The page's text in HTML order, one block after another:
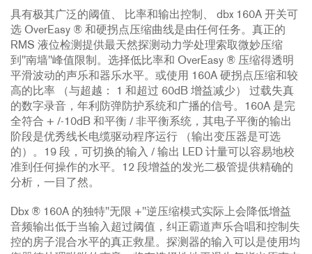
具有极其广泛的阈值、 比率和输出控制、 dbx 160A 开关可
选 OverEasy ® 和硬拐点压缩曲线是由任何任务。真正的
RMS 液位检测提供最天然探测动力学处理索取微妙压缩
到"南墙"峰值限制。选择低比率和 OverEasy ® 压缩得透明
平滑波动的声乐和器乐水平。或使用 160A 硬拐点压缩和较
高的比率 （与超越： 1 和超过 60dB 增益减少） 过载失真
的数字录音，年利防弹防护系统和广播的信号。160A 是完
全符合 + /-10dB 和平衡 / 非平衡系统，其电子平衡的输出
阶段是优秀线长电缆驱动程序运行 （输出变压器是可选
的）。19 段，可切换的输入 / 输出 LED 计量可以容易地校
准到任何操作的水平。12 段增益的发光二极管提供精确的
分析，一目了然。
Dbx ® 160A 的独特"无限 +"逆压缩模式实际上会降低增益
音频输出低于当输入超过阈值，纠正霸道声乐合唱和控制失
控的房子混合水平的真正救星。探测器的输入可以是使用均